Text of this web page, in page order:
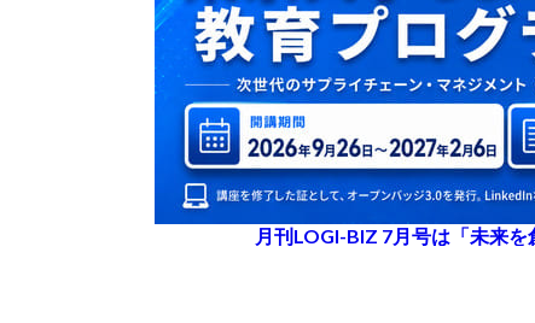
月刊LOGI-BIZ 7月号は「未来